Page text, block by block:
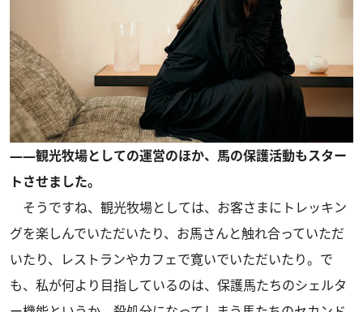
――観光牧場としての運営のほか、馬の保護活動もスター
トさせました。
そうですね、観光牧場としては、お客さまにトレッキン
グを楽しんでいただいたり、お馬さんと触れ合っていただ
いたり、レストランやカフェで寛いでいただいたり。で
も、私が何より目指しているのは、保護馬たちのシェルタ